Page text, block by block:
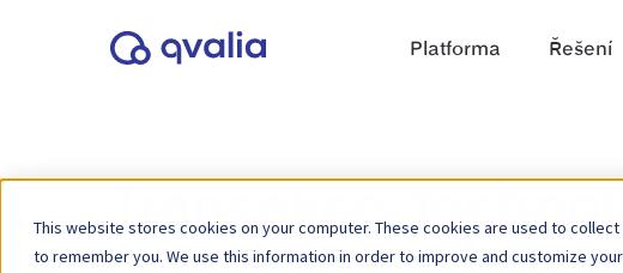
This website stores cookies on your computer. These cookies are used to
to remember you. We use this information in order to improve and customize
Platforma Řešení
Transakce,